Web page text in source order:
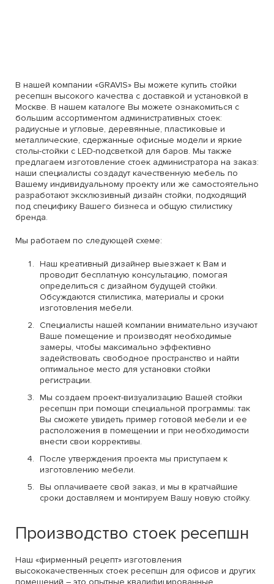
В нашей компании «GRAVIS» Вы можете купить стойки
ресепшн высокого качества с доставкой и установкой в
Москве. В нашем каталоге Вы можете ознакомиться с
большим ассортиментом административных стоек:
радиусные и угловые, деревянные, пластиковые и
металлические, сдержанные офисные модели и яркие
столы-стойки с LED-подсветкой для баров. Мы также
предлагаем изготовление стоек администратора на заказ:
наши специалисты создадут качественную мебель по
Вашему индивидуальному проекту или же самостоятельно
разработают эксклюзивный дизайн стойки, подходящий
под специфику Вашего бизнеса и общую стилистику
бренда.
Мы работаем по следующей схеме:
Наш креативный дизайнер выезжает к Вам и
проводит бесплатную консультацию, помогая
определиться с дизайном будущей стойки.
Обсуждаются стилистика, материалы и сроки
изготовления мебели.
Специалисты нашей компании внимательно изучают
Ваше помещение и производят необходимые
замеры, чтобы максимально эффективно
задействовать свободное пространство и найти
оптимальное место для установки стойки
регистрации.
Мы создаем проект-визуализацию Вашей стойки
ресепшн при помощи специальной программы: так
Вы сможете увидеть пример готовой мебели и ее
расположения в помещении и при необходимости
внести свои коррективы.
После утверждения проекта мы приступаем к
изготовлению мебели.
Вы оплачиваете свой заказ, и мы в кратчайшие
сроки доставляем и монтируем Вашу новую стойку.
Производство стоек ресепшн
Наш «фирменный рецепт» изготовления
высококачественных стоек ресепшн для офисов и других